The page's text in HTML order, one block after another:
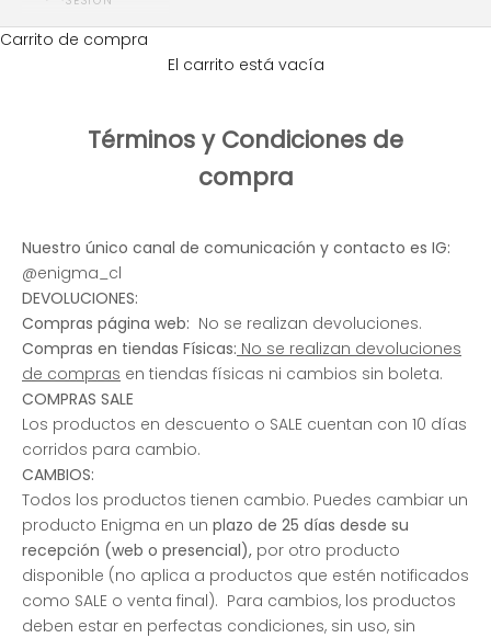
Carrito de compra
El carrito está vacía
Términos y Condiciones de
compra
Nuestro único canal de comunicación y contacto es IG:
@enigma_cl
DEVOLUCIONES:
Compras página web: No se realizan devoluciones.
Compras en tiendas Físicas: No se realizan devoluciones
de compras en tiendas físicas ni cambios sin boleta.
COMPRAS SALE
Los productos en descuento o SALE cuentan con 10 días
corridos para cambio.
CAMBIOS:
Todos los productos tienen cambio. Puedes cambiar un
producto Enigma en un plazo de 25 días desde su
recepción (web o presencial), por otro producto
disponible (no aplica a productos que estén notificados
como SALE o venta final). Para cambios, los productos
deben estar en perfectas condiciones, sin uso, sin